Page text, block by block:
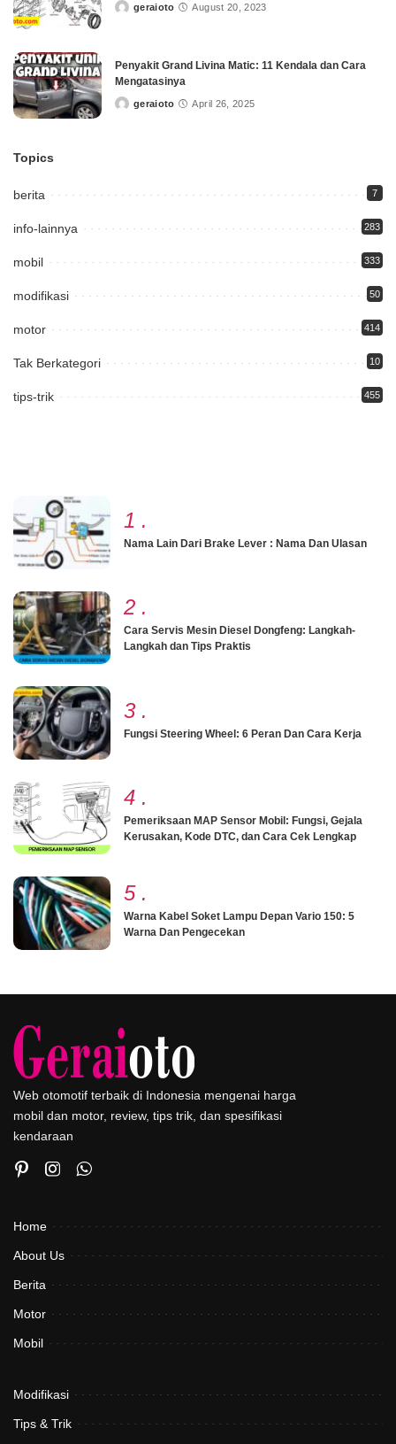
Postedgeraioto August 20, 2023
Penyakit Grand Livina Matic: 11 Kendala dan Cara
Mengatasinya
Postedgeraioto April 26, 2025
Topics
berita 7
info-lainnya 283
mobil 333
modifikasi 50
motor 414
Tak Berkategori 10
tips-trik 455
1 .
Nama Lain Dari Brake Lever : Nama Dan Ulasan
2 .
Cara Servis Mesin Diesel Dongfeng: Langkah-
Langkah dan Tips Praktis
3 .
Fungsi Steering Wheel: 6 Peran Dan Cara Kerja
4 .
Pemeriksaan MAP Sensor Mobil: Fungsi, Gejala
Kerusakan, Kode DTC, dan Cara Cek Lengkap
5 .
Warna Kabel Soket Lampu Depan Vario 150: 5
Warna Dan Pengecekan
Web otomotif terbaik di Indonesia mengenai harga
mobil dan motor, review, tips trik, dan spesifikasi
kendaraan
Home
About Us
Berita
Motor
Mobil
Modifikasi
Tips & Trik